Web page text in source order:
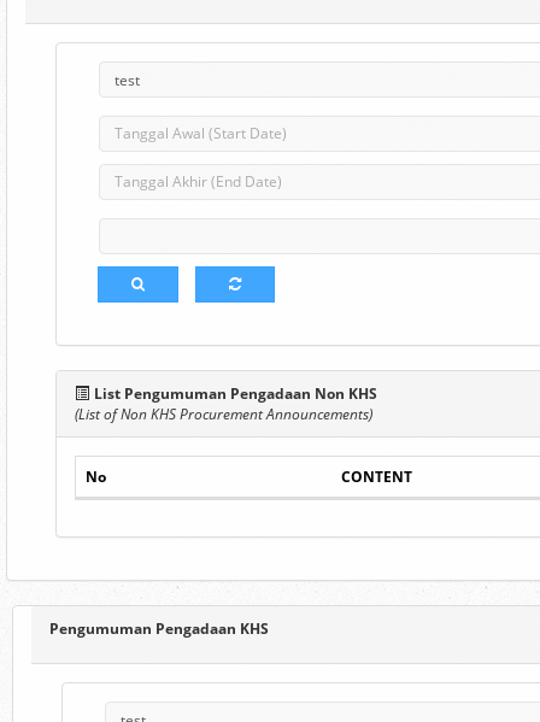
List Pengumuman Pengadaan Non KHS
(List of Non KHS Procurement Announcements)
No CONTENT
Pengumuman Pengadaan KHS